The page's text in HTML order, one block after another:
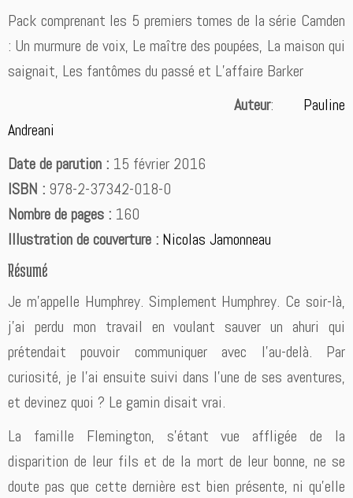
initial
était :
prix
actuel
est :
Pack comprenant les 5 premiers tomes de la série Camden
: Un murmure de voix, Le maître des poupées, La maison qui
saignait, Les fantômes du passé et L’affaire Barker
Auteur: Pauline
Andreani
Date de parution : 15 février 2016
ISBN : 978-2-37342-018-0
Nombre de pages : 160
Illustration de couverture : Nicolas Jamonneau
Résumé
Je m’appelle Humphrey. Simplement Humphrey. Ce soir-là,
j’ai perdu mon travail en voulant sauver un ahuri qui
prétendait pouvoir communiquer avec l’au-delà. Par
curiosité, je l’ai ensuite suivi dans l’une de ses aventures,
et devinez quoi ? Le gamin disait vrai.
La famille Flemington, s’étant vue affligée de la
disparition de leur fils et de la mort de leur bonne, ne se
doute pas que cette dernière est bien présente, ni qu’elle